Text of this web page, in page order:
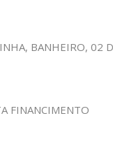
BANHEIRO, 02
FINANCIMENTO